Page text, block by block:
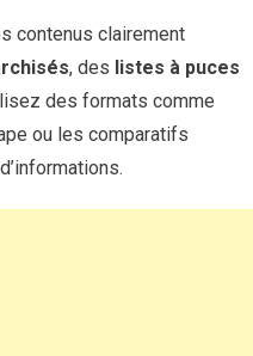
contenus clairement
, des listes à puces
des formats comme
ou les comparatifs